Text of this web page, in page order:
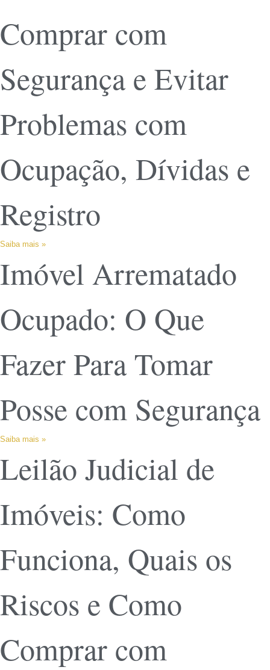
Comprar com
Segurança e Evitar
Problemas com
Ocupação, Dívidas e
Registro
Saiba mais »
Imóvel Arrematado
Ocupado: O Que
Fazer Para Tomar
Posse com Segurança
Saiba mais »
Leilão Judicial de
Imóveis: Como
Funciona, Quais os
Riscos e Como
Comprar com